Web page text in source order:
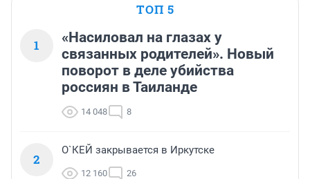
ТОП 5
1
«Насиловал на глазах у
связанных родителей». Новый
поворот в деле убийства
россиян в Таиланде
14 048 8
2
О`КЕЙ закрывается в Иркутске
12 160 26